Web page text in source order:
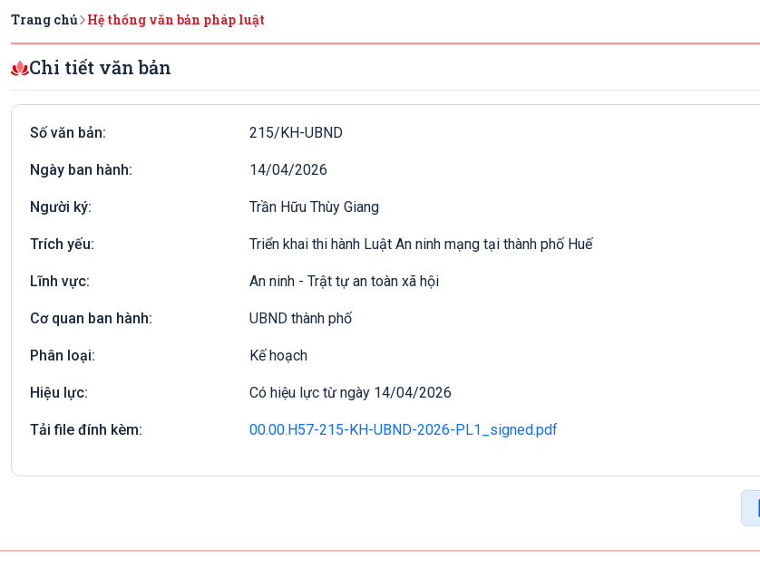
Trang chủ Hệ thống văn bản pháp luật
Chi tiết văn bản
Số văn bản: 215/KH-UBND
Ngày ban hành: 14/04/2026
Người ký: Trần Hữu Thùy Giang
Trích yếu: Triển khai thi hành Luật An ninh mạng tại thành phố Huế
Lĩnh vực: An ninh - Trật tự an toàn xã hội
Cơ quan ban hành: UBND thành phố
Phân loại: Kế hoạch
Hiệu lực: Có hiệu lực từ ngày 14/04/2026
Tải file đính kèm: 00.00.H57-215-KH-UBND-2026-PL1_signed.pdf